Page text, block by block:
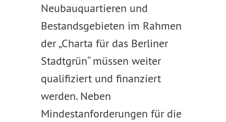
Neubauquartieren und
Bestandsgebieten im Rahmen
der „Charta für das Berliner
Stadtgrün“ müssen weiter
qualifiziert und finanziert
werden. Neben
Mindestanforderungen für die